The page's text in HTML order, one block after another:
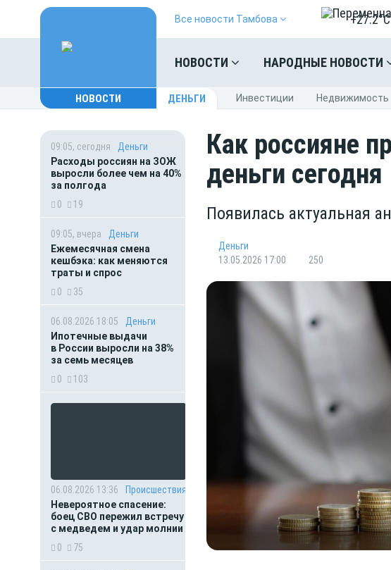
Все новости Тамбова +27.2°C
НОВОСТИ НАРОДНЫЕ НОВОСТИ
НОВОСТИ ДЕНЬГИ Инвестиции Недвижимость
09:05, сегодня
Деньги
Расходы россиян на ЗОЖ
выросли более чем на 40%
за полгода
0
19
09:05, вчера
Деньги
Ежемесячная смена
кешбэка: как меняются
траты и спрос
0
35
06.08.2026 18:05
Деньги
Ипотечные выдачи
в России выросли на 38%
за семь месяцев
0
103
06.08.2026 13:36
Происшествия
Невероятное спасение:
боец СВО пережил встречу
с медведем и удар молнии
0
75
Как россияне
деньги сегодня
Появилась актуальная
Деньги
13.05.2026 17:00
250